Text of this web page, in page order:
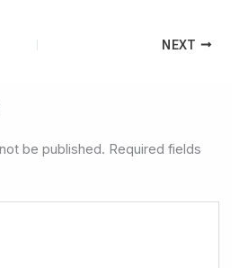
NEXT
be published. Required fields